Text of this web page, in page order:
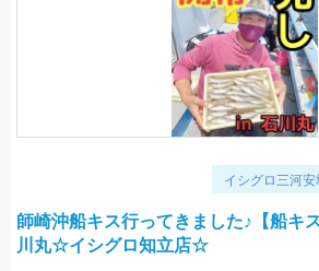
イシグロ三河安
師崎沖船キス行ってきました♪【船キ
川丸☆イシグロ知立店☆